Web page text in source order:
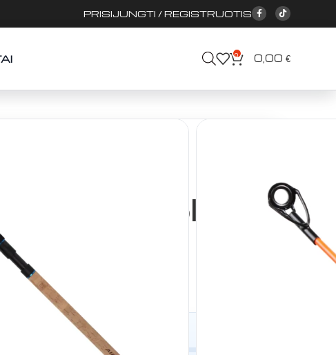
PRISIJUNGTI / REGISTRUOTIS
0 0,00 €
Airone Feeder
Meškerė Golden
Feeder
pristatymo liko50,00